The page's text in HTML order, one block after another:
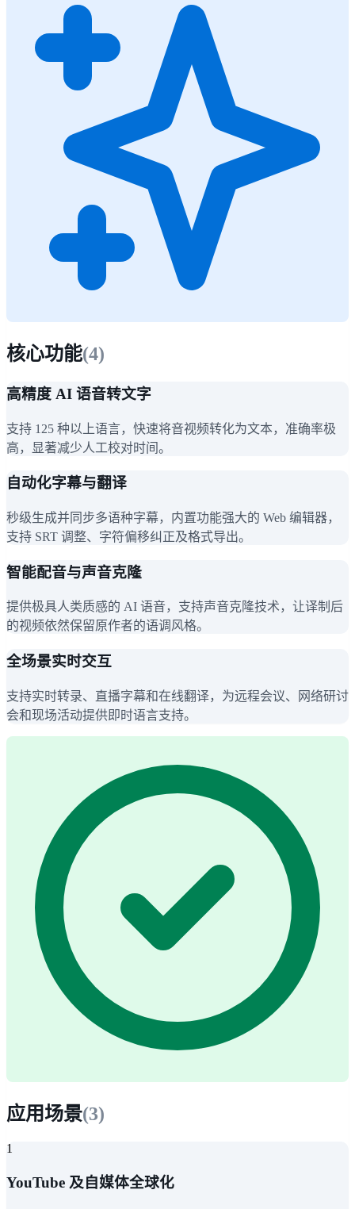
核心功能(4)
高精度 AI 语音转文字
支持 125 种以上语言，快速将音视频转化为文本，准确率极
高，显著减少人工校对时间。
自动化字幕与翻译
秒级生成并同步多语种字幕，内置功能强大的 Web 编辑器，
支持 SRT 调整、字符偏移纠正及格式导出。
智能配音与声音克隆
提供极具人类质感的 AI 语音，支持声音克隆技术，让译制后
的视频依然保留原作者的语调风格。
全场景实时交互
支持实时转录、直播字幕和在线翻译，为远程会议、网络研讨
会和现场活动提供即时语言支持。
应用场景(3)
1
YouTube 及自媒体全球化